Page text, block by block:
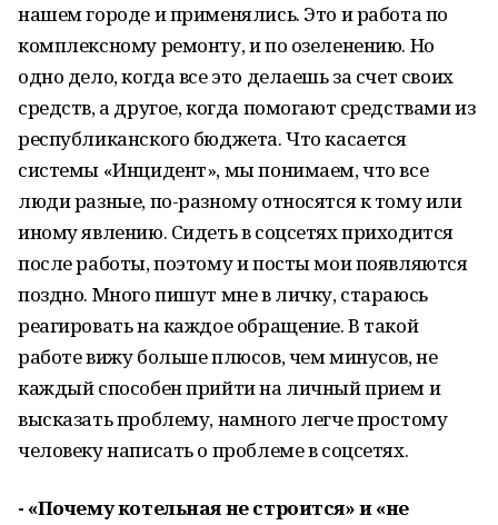
нашем городе и применялись. Это и работа по
комплексному ремонту, и по озеленению. Но
одно дело, когда все это делаешь за счет своих
средств, а другое, когда помогают средствами из
республиканского бюджета. Что касается
системы «Инцидент», мы понимаем, что все
люди разные, по-разному относятся к тому или
иному явлению. Сидеть в соцсетях приходится
после работы, поэтому и посты мои появляются
поздно. Много пишут мне в личку, стараюсь
реагировать на каждое обращение. В такой
работе вижу больше плюсов, чем минусов, не
каждый способен прийти на личный прием и
высказать проблему, намного легче простому
человеку написать о проблеме в соцсетях.
- «Почему котельная не строится» и «не